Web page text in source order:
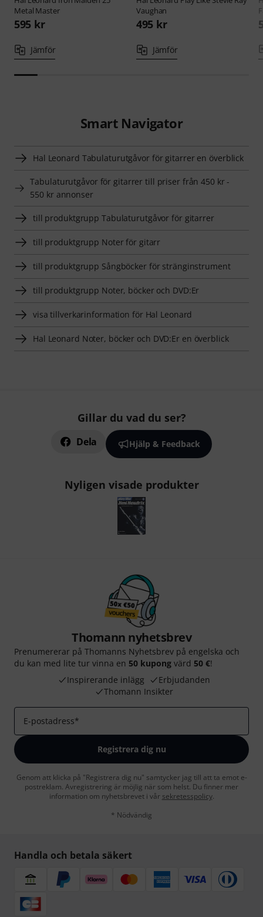
Metal Master
595 kr
Jämför
Vaughan
495 kr
Jämför
Smart Navigator
Hal Leonard Tabulaturutgåvor för gitarrer en överblick
Tabulaturutgåvor för gitarrer till priser från 450 kr -
550 kr annonser
till produktgrupp Tabulaturutgåvor för gitarrer
till produktgrupp Noter för gitarr
till produktgrupp Sångböcker för stränginstrument
till produktgrupp Noter, böcker och DVD:Er
visa tillverkarinformation för Hal Leonard
Hal Leonard Noter, böcker och DVD:Er en överblick
Gillar du vad du ser?
Dela Hjälp & Feedback
Nyligen visade produkter
Thomann nyhetsbrev
Prenumererar på Thomanns Nyhetsbrev på engelska och
du kan med lite tur vinna en 50 kupong värd 50 €!
Inspirerande inlägg
Erbjudanden
Thomann Insikter
E-postadress*
Registrera dig nu
Genom att klicka på "Registrera dig nu" samtycker jag till att ta emot e-
postreklam. Avregistrering är möjlig när som helst. Du finner mer
information om nyhetsbrevet i vår sekretesspolicy.
* Nödvändig
Handla och betala säkert